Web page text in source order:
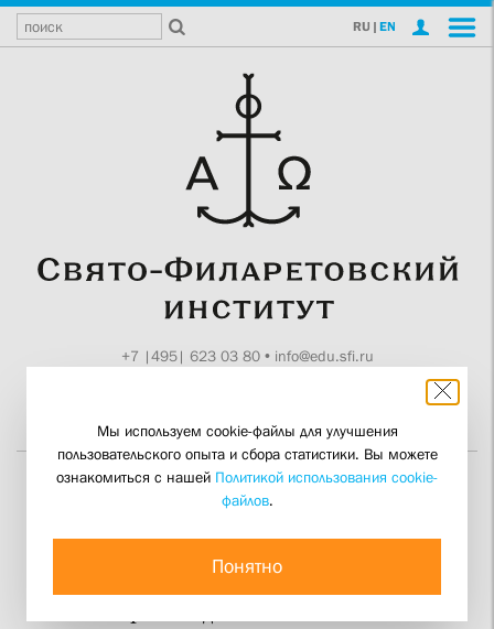
RU | EN
+7 |495| 623 03 80• info@edu.sfi.ru
Довольно рабства!
Кронштадтского восстания
Мы используем cookie-файлы для улучшения
пользовательского опыта и сбора статистики. Вы можете
ознакомиться с нашей Политикой использования cookie-
файлов.
Понятно